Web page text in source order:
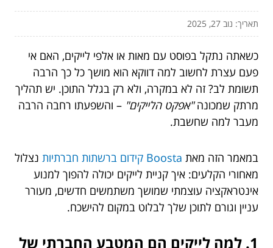
תאריך: נוב 27, 2025
כשאתה נתקל בפוסט עם מאות או אלפי לייקים, האם אי
פעם עצרת לחשוב למה דווקא הוא מושך כל כך הרבה
תשומת לב? זה לא במקרה, ולא רק בגלל התוכן. יש תהליך
מרתק שמכונה"אפקט הלייקים" – והשפעתו רחבה הרבה
מעבר למה שחשבת.
במאמר הזה מאת Boosta קידום ברשתות חברתיות
נצלול
מאחורי הקלעים: איך קניית לייקים יכולה להפוך למנוע
אינטראקציה עוצמתי שמושך משתמשים חדשים, מעורר
עניין וגורם לתוכן שלך לבלוט במקום להישכח.
1. למה לייקים הם המטבע החברתי של